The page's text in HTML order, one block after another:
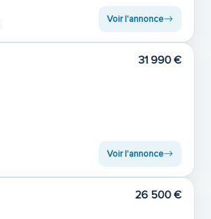
Voir l'annonce
31 990 €
Voir l'annonce
26 500 €